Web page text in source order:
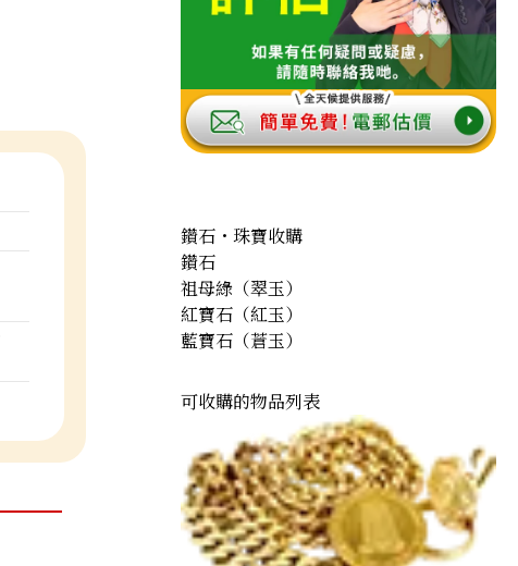
鑽石・珠寶收購
鑽石
祖母綠（翠玉）
紅寶石（紅玉）
藍寶石（蒼玉）
可收購的物品列表